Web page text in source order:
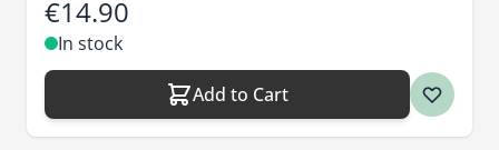
€14.90
In stock
Add to Cart